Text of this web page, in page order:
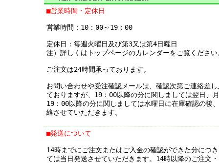
■営業時間・定休日
営業時間：10：00～19：00
定休日：毎週火曜日及び第3又は第4日曜日
注）詳しくはトップページのカレンダーをご覧ください
ご注文は24時間承っております。
お問い合わせや受注確認メールは、確認次第ご連絡差し
ておりますが、19：00以降の分に関しましては翌日、
19：00以降の分に関しましては水曜日に在庫確認の後
絡させていただきます。
■発送について
14時までにご注文またはご入金の確認ができた分につ
ては当日発送させていただきます。14時以降のご注文